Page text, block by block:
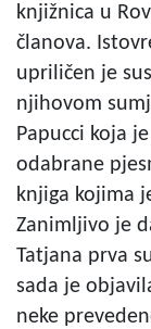
knjižnica u
članova.
upriličen je
njihovom
Papucci koja
odabrane
knjiga kojima
Zanimljivo je
Tatjana prva
sada je
neke